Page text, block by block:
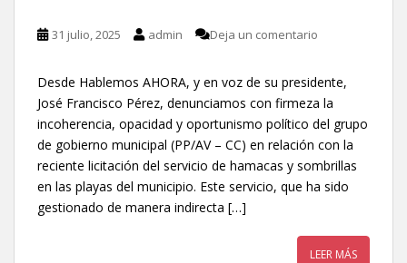
31 julio, 2025 admin Deja un comentario
Desde Hablemos AHORA, y en voz de su presidente,
José Francisco Pérez, denunciamos con firmeza la
incoherencia, opacidad y oportunismo político del grupo
de gobierno municipal (PP/AV – CC) en relación con la
reciente licitación del servicio de hamacas y sombrillas
en las playas del municipio. Este servicio, que ha sido
gestionado de manera indirecta […]
LEER MÁS